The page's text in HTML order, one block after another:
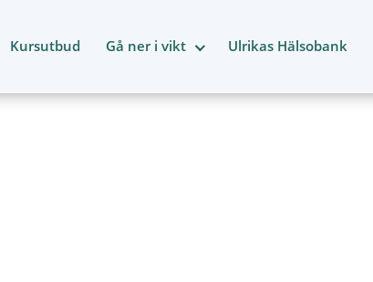
Kursutbud Gå ner i vikt Ulrikas Hälsobank